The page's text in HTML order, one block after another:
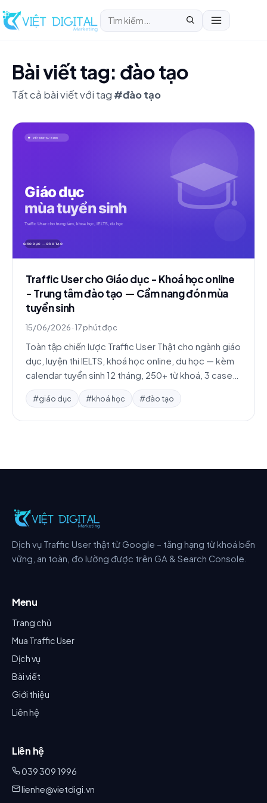
Bài viết tag: đào tạo
Tất cả bài viết với tag #đào tạo
Traffic User cho Giáo dục - Khoá học online
- Trung tâm đào tạo — Cẩm nang đón mùa
tuyển sinh
15/06/2026 ·17 phút đọc
Toàn tập chiến lược Traffic User Thật cho ngành giáo
dục, luyện thi IELTS, khoá học online, du học — kèm
calendar tuyển sinh 12 tháng, 250+ từ khoá, 3 case
study chi tiết.
#giáo dục #khoá học #đào tạo
Dịch vụ Traffic User thật từ Google – tăng hạng từ khoá bền
vững, an toàn, đo lường được trên GA & Search Console.
Menu
Trang chủ
Mua Traffic User
Dịch vụ
Bài viết
Giới thiệu
Liên hệ
Liên hệ
039 309 1996
lienhe@vietdigi.vn